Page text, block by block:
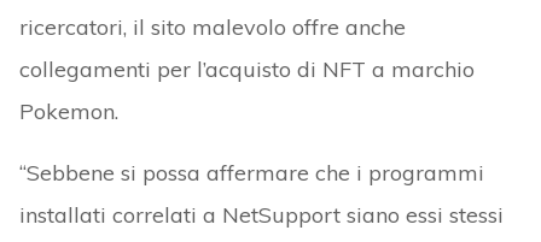
ricercatori, il sito malevolo offre anche
collegamenti per l’acquisto di NFT a marchio
Pokemon.
“Sebbene si possa affermare che i programmi
installati correlati a NetSupport siano essi stessi